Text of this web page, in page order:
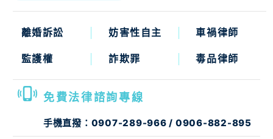
離婚訴訟 妨害性自主 車禍律師
監護權 詐欺罪 毒品律師
免費法律諮詢專線
手機直撥： 0907-289-966 / 0906-882-895